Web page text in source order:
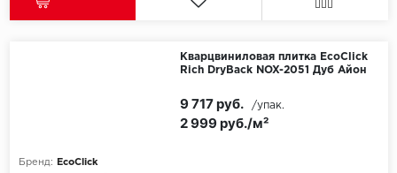
Кварцвиниловая плитка EcoClick
Rich DryBack NOX-2051 Дуб Айон
Бренд:
EcoClick
2 999 руб./м²
9 717 руб. /упак.